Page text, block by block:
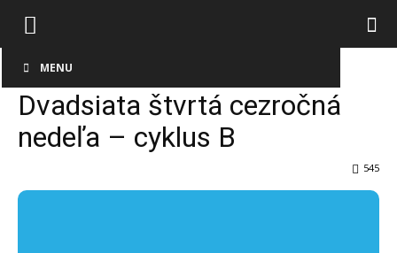
MENU
Úvod Cyklus B
Dvadsiata štvrtá cezročná
nedeľa – cyklus B
545